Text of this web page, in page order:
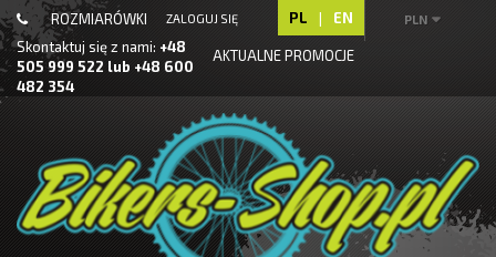
PLN
PL | EN
ZALOGUJ SIĘ
ROZMIARÓWKI
AKTUALNE PROMOCJE
Skontaktuj się z nami: +48
505 999 522 lub +48 600
482 354